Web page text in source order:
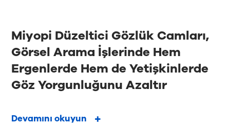
Miyopi Düzeltici Gözlük Camları,
Görsel Arama İşlerinde Hem
Ergenlerde Hem de Yetişkinlerde
Göz Yorgunluğunu Azaltır
Devamını okuyun